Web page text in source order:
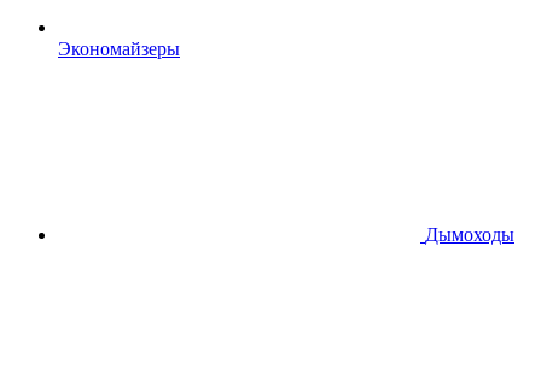
Экономайзеры
Дымоходы